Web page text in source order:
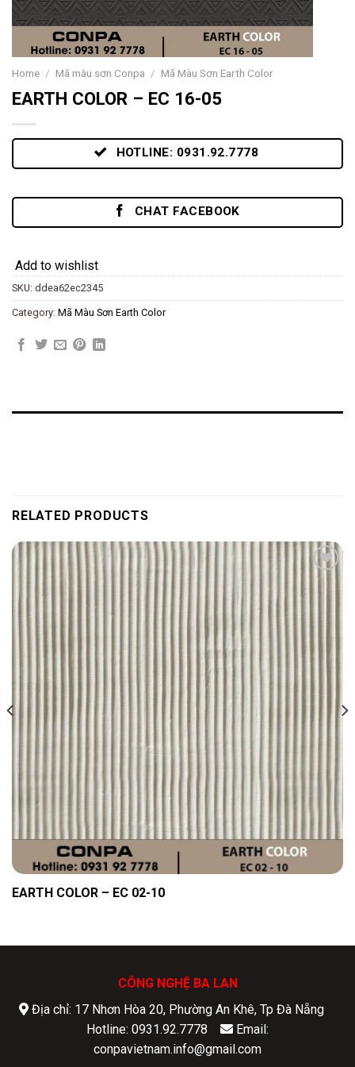
Home / Mã màu sơn Conpa / Mã Màu Sơn Earth Color
EARTH COLOR – EC 16-05
HOTLINE: 0931.92.7778
CHAT FACEBOOK
Add to wishlist
SKU: ddea62ec2345
Category: Mã Màu Sơn Earth Color
RELATED PRODUCTS
Add to
EARTH COLOR – EC 02-10
CÔNG NGHỆ BA LAN
Địa chỉ: 17 Nhơn Hòa 20, Phường An Khê, Tp Đà Nẵng
Hotline: 0931.92.7778
Email:
conpavietnam.info@gmail.com